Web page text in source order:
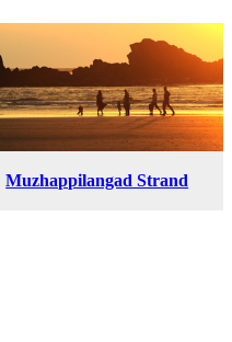
Muzhappilangad Strand